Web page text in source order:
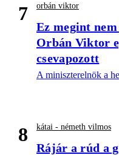
7 orbán viktor
Ez megint
Orbán Viktor
csevapozott
A miniszterelnök a
8 kátai - németh vilmos
Rájár a rúd a